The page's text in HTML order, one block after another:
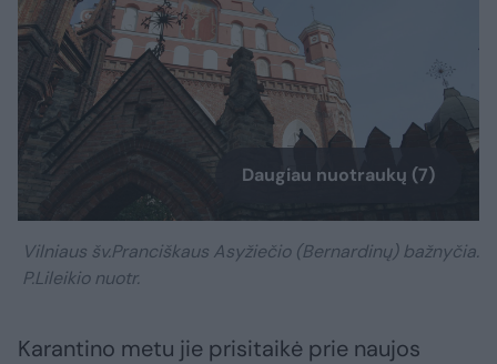
Daugiau nuotraukų (7)
Vilniaus šv.Pranciškaus Asyžiečio (Bernardinų) bažnyčia.
P.Lileikio nuotr.
Karantino metu jie prisitaikė prie naujos